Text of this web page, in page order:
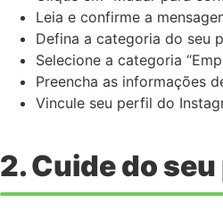
Leia e confirme a
Defina a categoria do seu
Selecione a categoria
Preencha as informações
Vincule seu perfil do
2. Cuide do